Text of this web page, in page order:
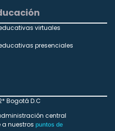
virtuales
presenciales
Bogotá D.C
central
nuestros puntos de